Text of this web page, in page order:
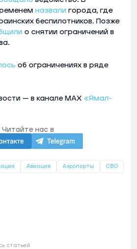
назвали города, где
беспилотников. Позже
о снятии ограничений в
об ограничениях в ряде
— в канале MAX «Ямал-
Читайте нас в
Авиация Аэропорты СВО
статьей